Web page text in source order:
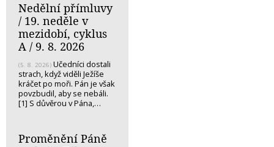
Nedělní přímluvy
/ 19. neděle v
mezidobí, cyklus
A / 9. 8. 2026
(5. 8. 2026) Učedníci dostali
strach, když viděli Ježíše
kráčet po moři. Pán je však
povzbudil, aby se nebáli.
[1] S důvěrou v Pána,…
Proměnění Páně